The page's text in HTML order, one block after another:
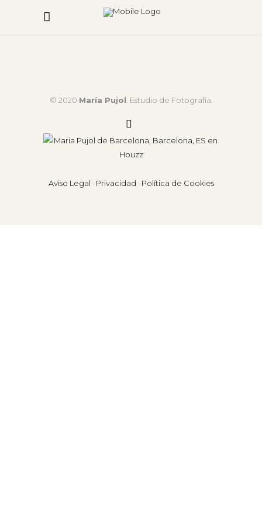
© 2020 María Pujol. Estudio de Fotografía.
Aviso Legal · Privacidad · Política de Cookies